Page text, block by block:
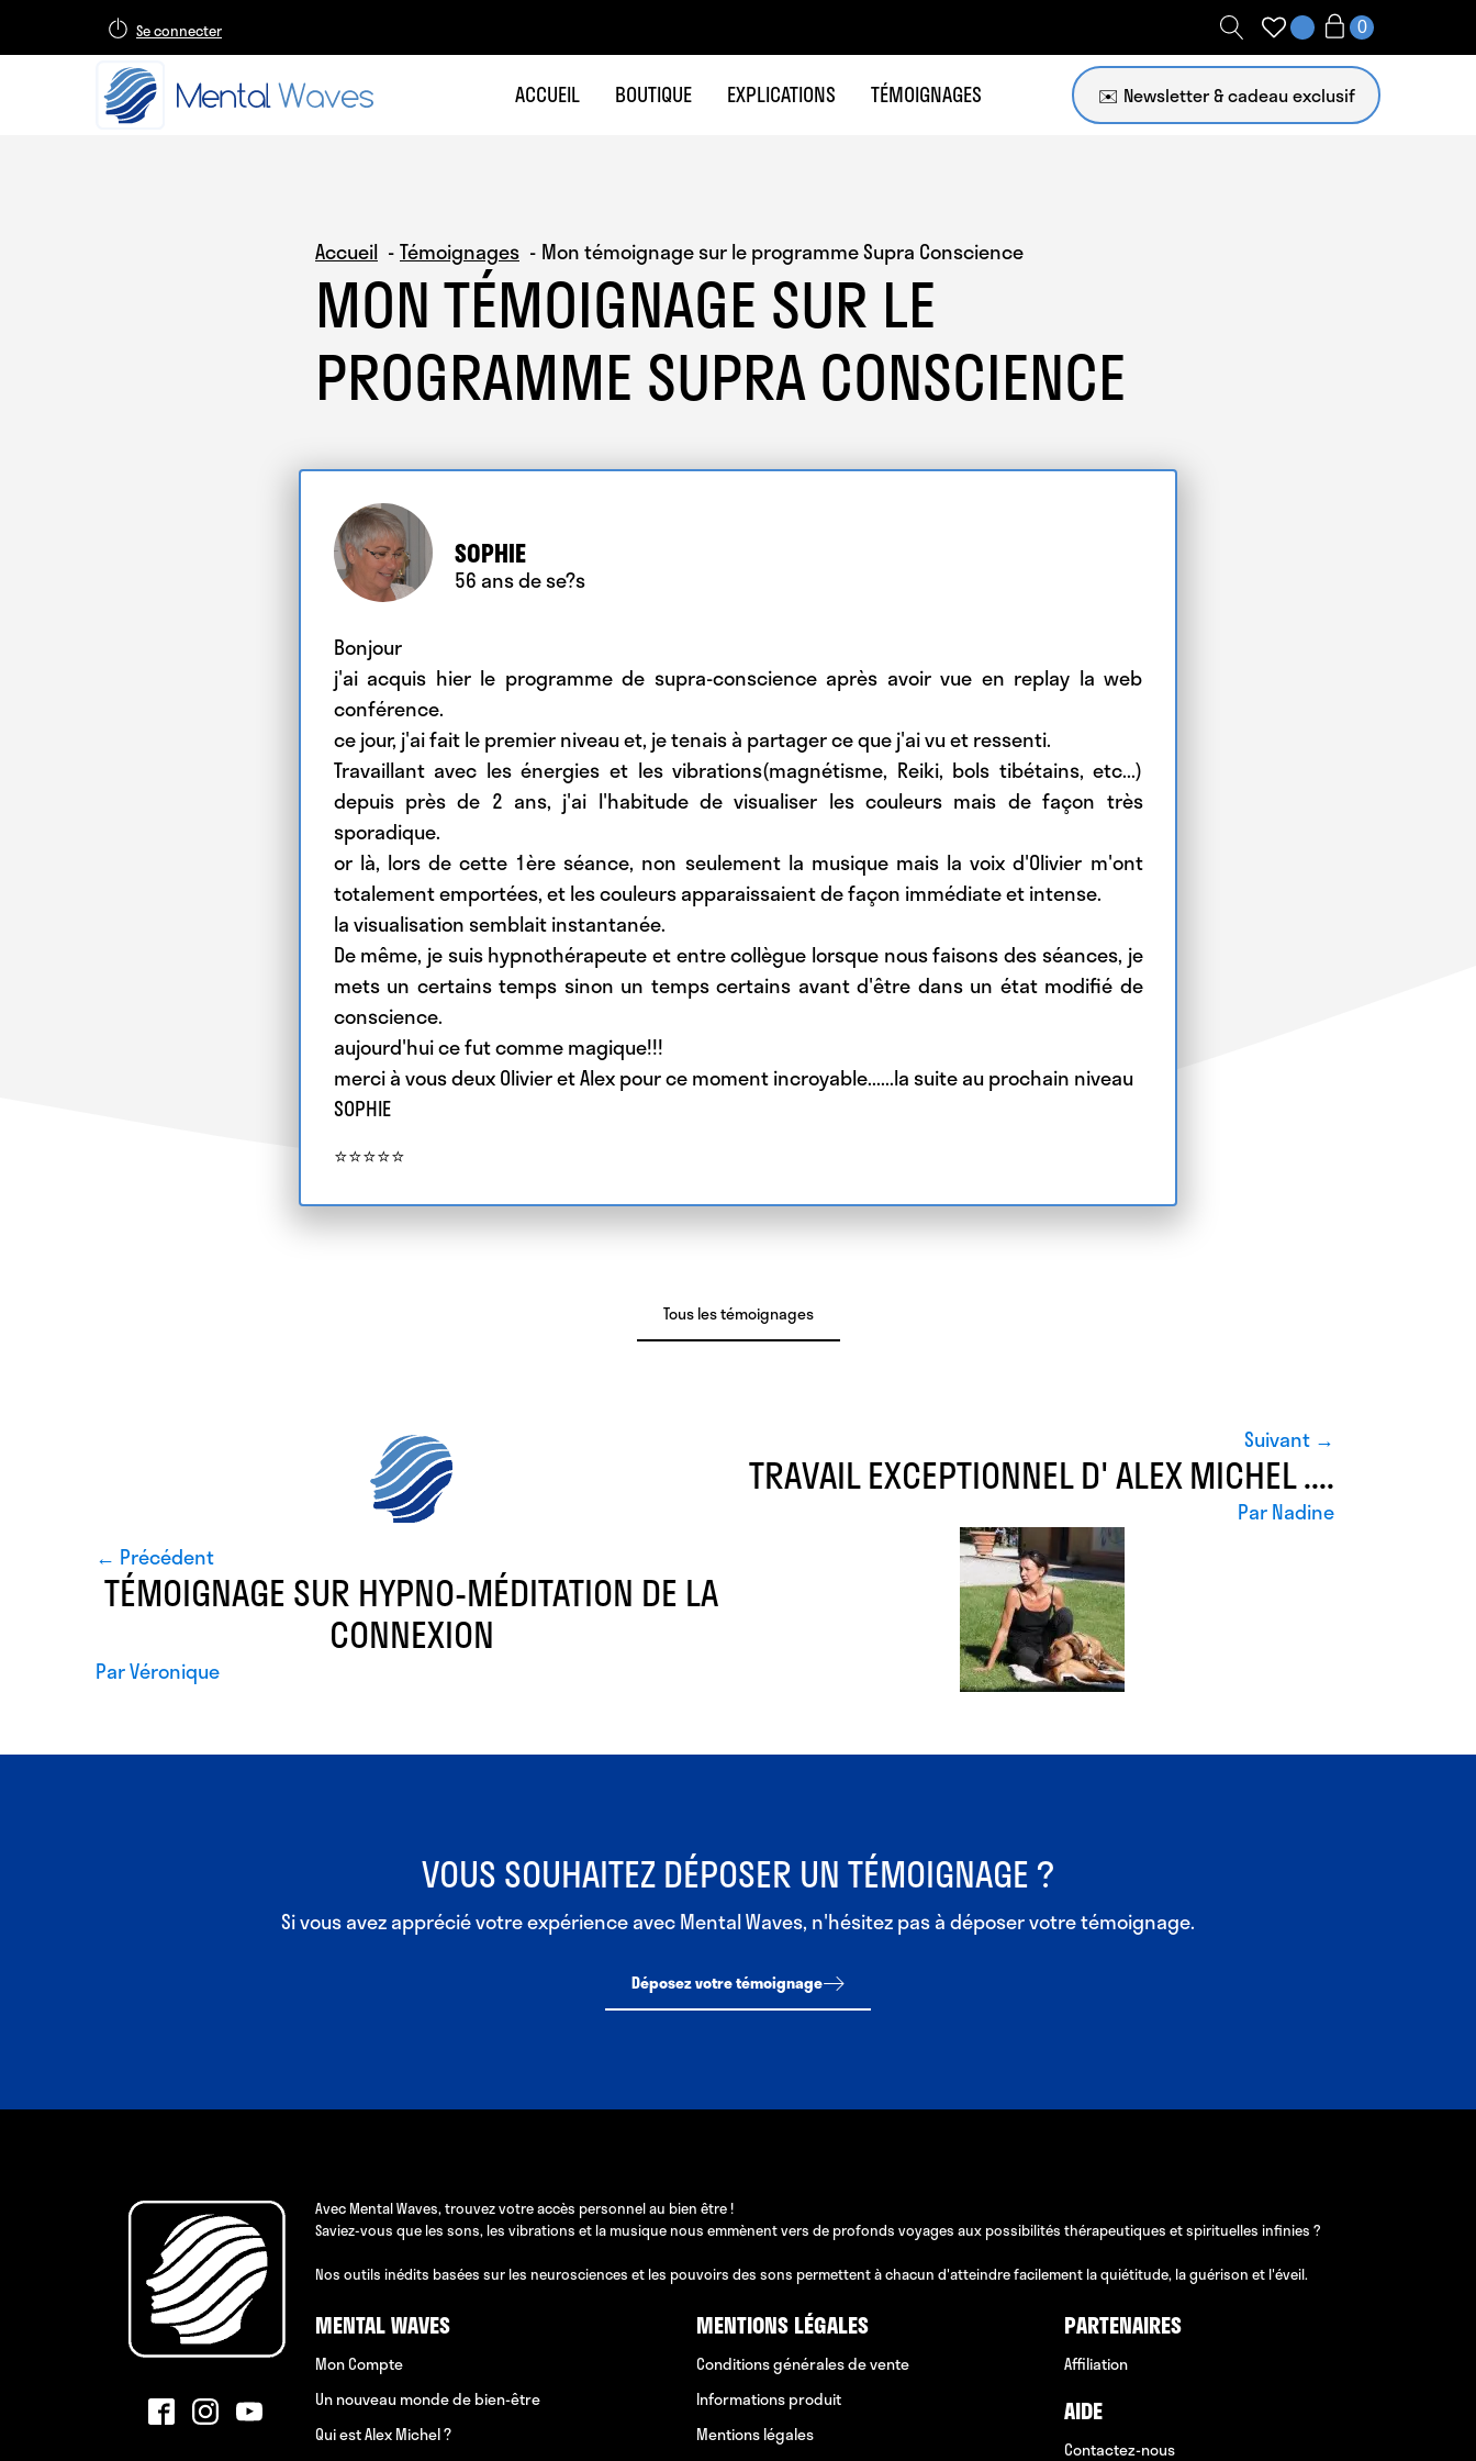
Se connecter
ACCUEIL BOUTIQUE EXPLICATIONS TÉMOIGNAGES ✉️ Newsletter
Accueil Témoignages Mon témoignage sur le programme Supra Conscience
MON TÉMOIGNAGE SUR LE
PROGRAMME SUPRA CONSCIENCE
SOPHIE
56 ansdese?s
Bonjour
j'ai acquis hier le programme de supra-conscience après avoir vue en replay la web
conférence.
ce jour, j'ai fait le premier niveau et, je tenais à partager ce que j'ai vu et ressenti.
Travaillant avec les énergies et les vibrations(magnétisme, Reiki, bols tibétains, etc...)
depuis près de 2 ans, j'ai l'habitude de visualiser les couleurs mais de façon très
sporadique.
or là, lors de cette 1ère séance, non seulement la musique mais la voix d'Olivier m'ont
totalement emportées, et les couleurs apparaissaient de façon immédiate et intense.
la visualisation semblait instantanée.
De même, je suis hypnothérapeute et entre collègue lorsque nous faisons des séances, je
mets un certains temps sinon un temps certains avant d'être dans un état modifié de
conscience.
aujourd'hui ce fut comme magique!!!
merci à vous deux Olivier et Alex pour ce moment incroyable......la suite au prochain niveau
SOPHIE
⭐⭐⭐⭐⭐
Tous les témoignages
← Précédent
TÉMOIGNAGE SUR HYPNO-MÉDITATION DE LA
CONNEXION
ParVéronique
Suivant →
TRAVAIL EXCEPTIONNEL D' ALEX MICHEL ....
ParNadine
VOUS SOUHAITEZ DÉPOSER UN TÉMOIGNAGE ?
Si vous avez apprécié votre expérience avec Mental Waves, n'hésitez pas à déposer votre témoignage.
Déposez votre témoignage
Avec Mental Waves, trouvez votre accès personnel au bien être !
Saviez-vous que les sons, les vibrations et la musique nous emmènent vers de profonds voyages aux possibilités thérapeutiques et spirituelles infinies ?
Nos outils inédits basées sur les neurosciences et les pouvoirs des sons permettent à chacun d'atteindre facilement la quiétitude, la guérison et l'éveil.
MENTAL WAVES
Mon Compte
Un nouveau monde de bien-être
Qui est Alex Michel ?
MENTIONS LÉGALES
Conditions générales de vente
Informations produit
Mentions légales
PARTENAIRES
Affiliation
AIDE
Contactez-nous